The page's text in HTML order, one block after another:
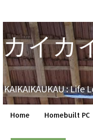
カイカ
KAIKAIKAUKAU : Life
Home Homebuilt PC